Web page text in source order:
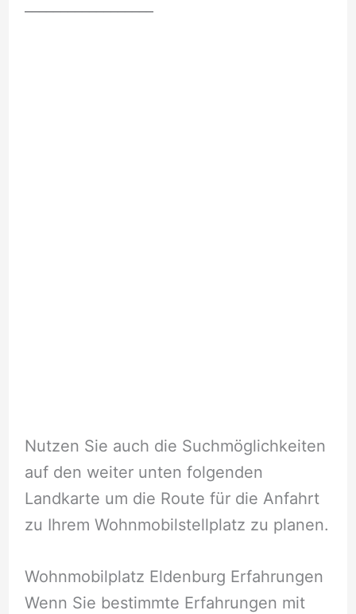
Nutzen Sie auch die Suchmöglichkeiten
auf den weiter unten folgenden
Landkarte um die Route für die Anfahrt
zu Ihrem Wohnmobilstellplatz zu planen.
Wohnmobilplatz Eldenburg Erfahrungen
Wenn Sie bestimmte Erfahrungen mit